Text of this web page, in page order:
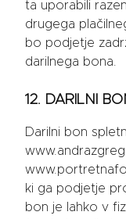
ta uporabili
drugega
bo podjetje
darilnega bona.
12. DARILNI
Darilni bon
ki ga podjetje
bon je lahko v